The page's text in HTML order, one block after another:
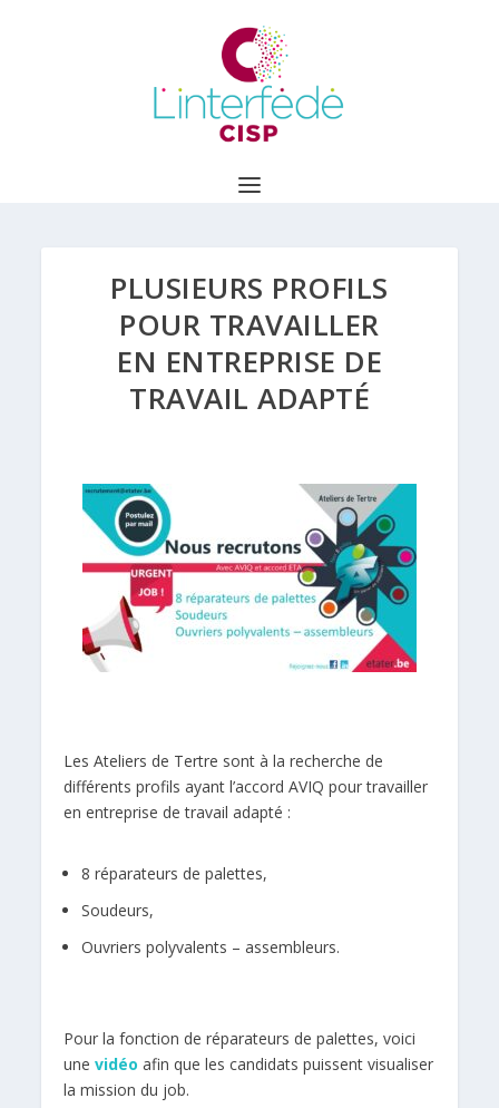
PLUSIEURS PROFILS
POUR TRAVAILLER
EN ENTREPRISE DE
TRAVAIL ADAPTÉ
Les Ateliers de Tertre sont à la recherche de
différents profils ayant l’accord AVIQ pour travailler
en entreprise de travail adapté :
8 réparateurs de palettes,
Soudeurs,
Ouvriers polyvalents – assembleurs.
Pour la fonction de réparateurs de palettes, voici
unevidéo afin que les candidats puissent visualiser
la mission du job.